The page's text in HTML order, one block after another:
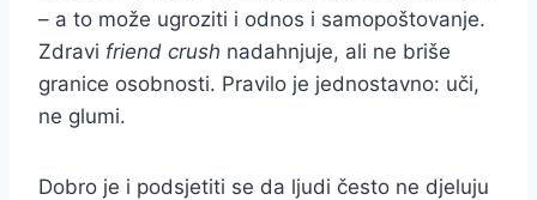
– a to može ugroziti i odnos i samopoštovanje.
Zdravi friend crush nadahnjuje, ali ne briše
granice osobnosti. Pravilo je jednostavno: uči,
ne glumi.
Dobro je i podsjetiti se da ljudi često ne djeluju